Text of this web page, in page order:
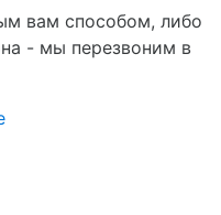
вам способом, либо
- мы перезвоним в